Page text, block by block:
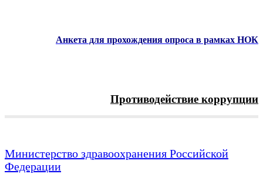
Анкета для прохождения опроса в рамках НОК
Противодействие коррупции
Министерство здравоохранения Российской
Федерации